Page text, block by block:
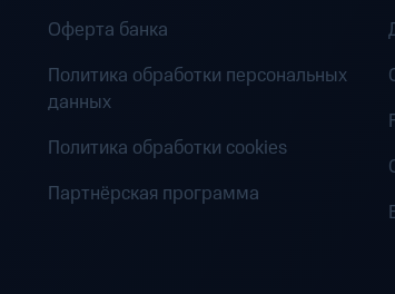
Оферта банка
Политика обработки персональных
данных
Политика обработки cookies
Партнёрская программа